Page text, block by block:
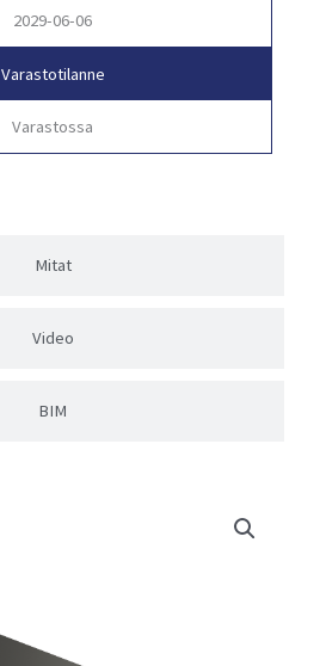
Mitat
Video
BIM
2029-06-06
Varastotilanne
Varastossa